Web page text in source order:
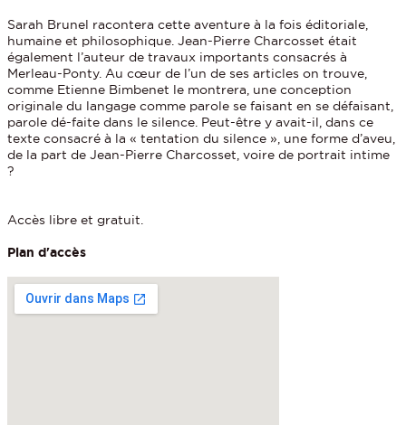
Sarah Brunel racontera cette aventure à la fois éditoriale,
humaine et philosophique. Jean-Pierre Charcosset était
également l’auteur de travaux importants consacrés à
Merleau-Ponty. Au cœur de l’un de ses articles on trouve,
comme Etienne Bimbenet le montrera, une conception
originale du langage comme parole se faisant en se défaisant,
parole dé-faite dans le silence. Peut-être y avait-il, dans ce
texte consacré à la « tentation du silence », une forme d’aveu,
de la part de Jean-Pierre Charcosset, voire de portrait intime
?
Accès libre et gratuit.
Plan d'accès